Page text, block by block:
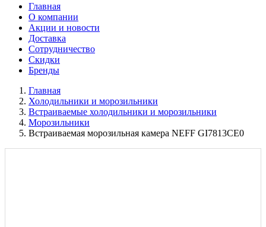
Главная
О компании
Акции и новости
Доставка
Сотрудничество
Скидки
Бренды
Главная
Холодильники и морозильники
Встраиваемые холодильники и морозильники
Морозильники
Встраиваемая морозильная камера NEFF GI7813CE0